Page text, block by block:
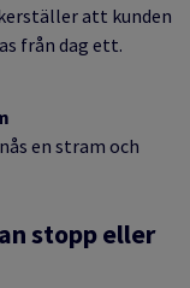
att kunden
från dag ett.
en stram och
stopp eller